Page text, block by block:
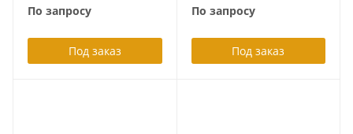
По запросу
Под заказ
По запросу
Под заказ